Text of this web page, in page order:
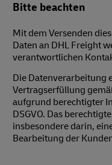
Bitte beachten
Mit dem Versenden
Daten an DHL Freight
verantwortlichen
Die Datenverarbeitung
Vertragserfüllung
aufgrund berechtigter
DSGVO. Das
insbesondere darin,
Bearbeitung der